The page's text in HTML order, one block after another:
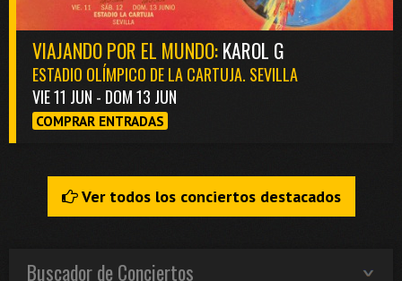
VIAJANDO POR EL MUNDO:KAROL G
ESTADIO OLÍMPICO DE LA CARTUJA. SEVILLA
VIE 11 JUN - DOM 13 JUN
COMPRAR ENTRADAS
Ver todos los conciertos destacados
Buscador de Conciertos